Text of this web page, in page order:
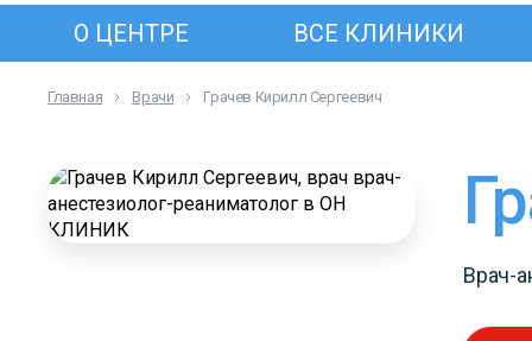
О ЦЕНТРЕ ВСЕ КЛИНИКИ
Главная Врачи Грачев Кирилл Сергеевич
Врач-